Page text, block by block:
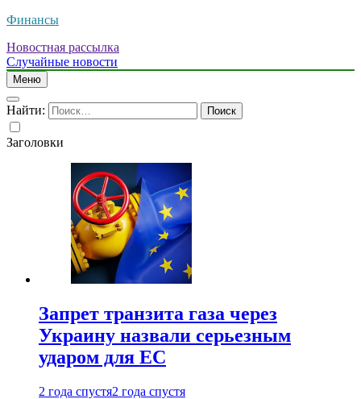
Финансы
Новостная рассылка
Случайные новости
Меню
Найти:
Заголовки
Запрет транзита газа через
Украину назвали серьезным
ударом для ЕС
2 года спустя2 года спустя